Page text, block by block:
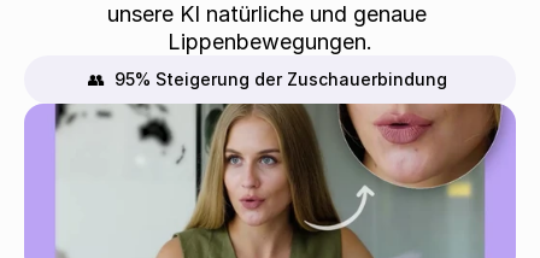
unsere KI natürliche und genaue
Lippenbewegungen.
👥  95% Steigerung der Zuschauerbindung